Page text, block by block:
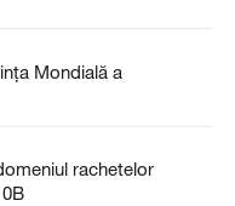
Mondială a
rachetelor